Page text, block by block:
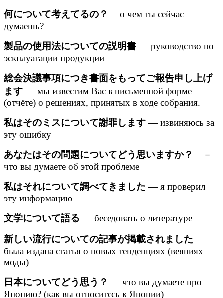
何について考えてるの？— о чем ты сейчас
думаешь?
製品の使用法についての説明書— руководство по
эскплуатации продукции
総会決議事項につき書面をもってご報告申し上げ
ます— мы известим Вас в письменной форме
(отчёте) о решениях, принятых в ходе собрания.
私はそのミスについて謝罪します— извиняюсь за
эту ошибку
あなたはその問題についてどう思いますか？
－
что вы думаете об этой проблеме
私はそれについて調べてきました — я проверил
эту информацию
文学について語る — беседовать о литературе
新しい流行についての記事が掲載されました —
была издана статья о новых тенденциях (веяниях
моды)
日本についてどう思う？ — что вы думаете про
Японию? (как вы относитесь к Японии)